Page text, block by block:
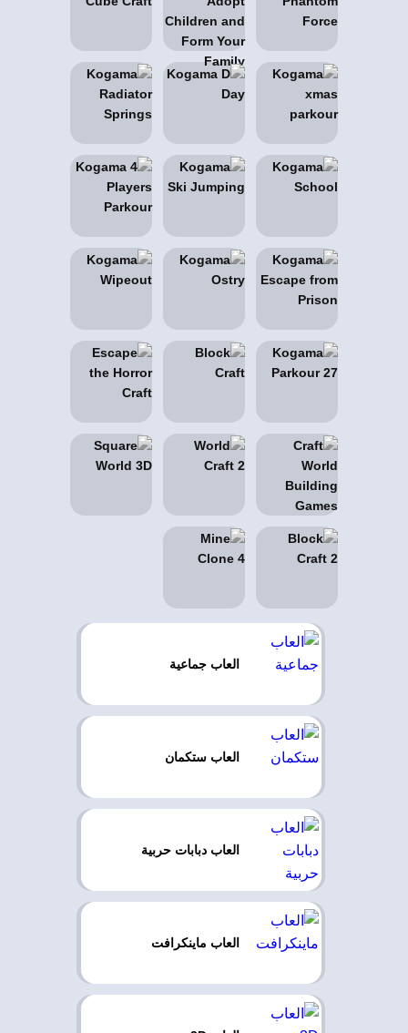
العاب جماعية
العاب ستكمان
العاب دبابات حربية
العاب ماينكرافت